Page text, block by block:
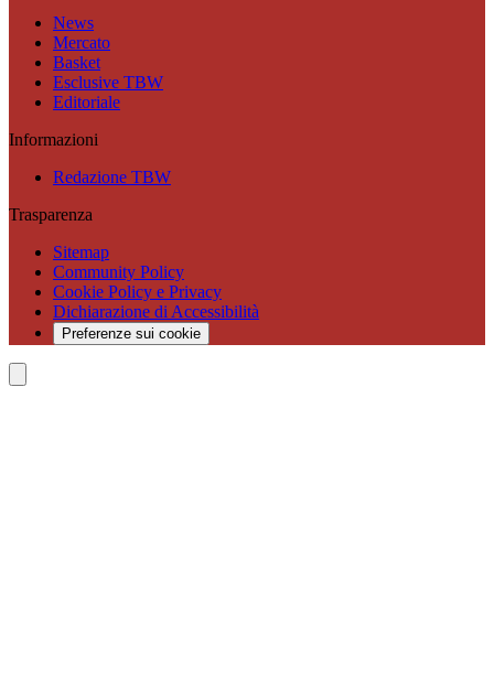
News
Mercato
Basket
Esclusive TBW
Editoriale
Informazioni
Redazione TBW
Trasparenza
Sitemap
Community Policy
Cookie Policy e Privacy
Dichiarazione di Accessibilità
Preferenze sui cookie